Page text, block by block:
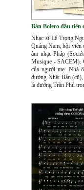
Bản Bolero đầu tiên
Nhạc sĩ Lê Trọng
Quảng Nam, hội viên
âm nhạc Pháp
Musique - SACEM).
của người mẹ. Nhà
đường Nhật Bản
là đường Trần Phú